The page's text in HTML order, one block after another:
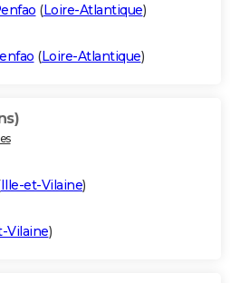
(Loire-Atlantique)
(Loire-Atlantique)
Ille-et-Vilaine)
Vilaine)